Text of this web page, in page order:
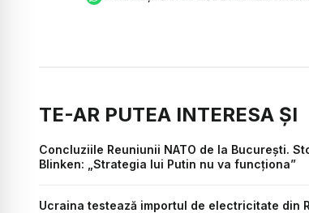
TE-AR PUTEA INTERESA ȘI
Concluziile Reuniunii NATO de la București.
Blinken: „Strategia lui Putin nu va funcționa”
Ucraina testează importul de electricitate din